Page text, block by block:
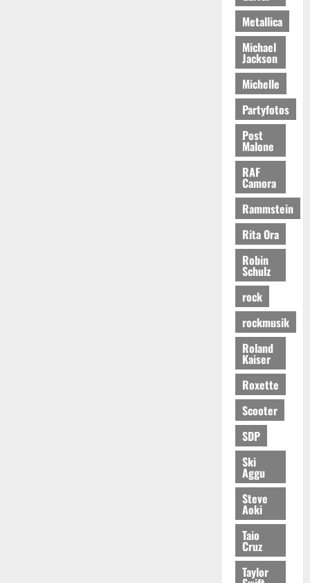
Metallica
Michael
Jackson
Michelle
Partyfotos
Post
Malone
RAF
Camora
Rammstein
Rita Ora
Robin
Schulz
rock
rockmusik
Roland
Kaiser
Roxette
Scooter
SDP
Ski
Aggu
Steve
Aoki
Taio
Cruz
Taylor